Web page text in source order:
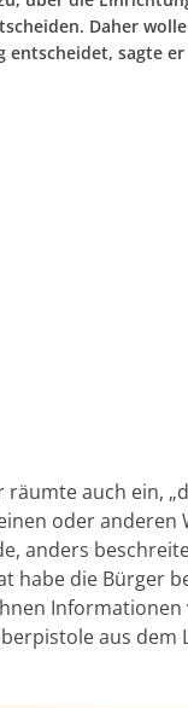
Daher
entscheidet, sagte
räumte auch ein,
oder anderen
anders
habe die Bürger
Informationen
aus dem